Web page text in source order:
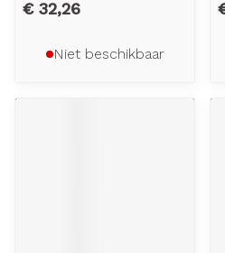
€ 32,26
Niet beschikbaar